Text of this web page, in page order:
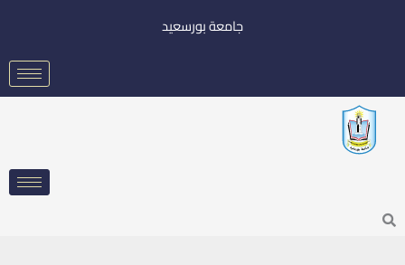
جامعة بورسعيد
Search